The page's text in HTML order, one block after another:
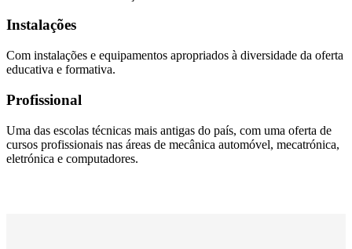
Instalações
Com instalações e equipamentos apropriados à diversidade da oferta
educativa e formativa.
Profissional
Uma das escolas técnicas mais antigas do país, com uma oferta de
cursos profissionais nas áreas de mecânica automóvel, mecatrónica,
eletrónica e computadores.